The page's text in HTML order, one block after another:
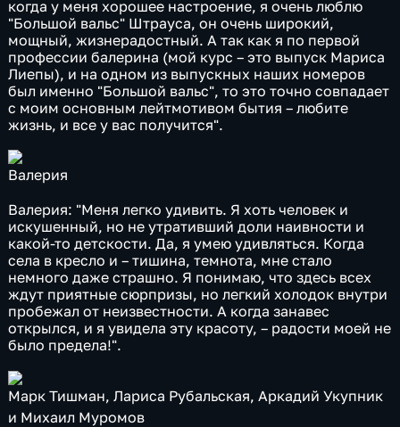
когда у меня хорошее настроение, я очень люблю
"Большой вальс" Штрауса, он очень широкий,
мощный, жизнерадостный. А так как я по первой
профессии балерина (мой курс – это выпуск Мариса
Лиепы), и на одном из выпускных наших номеров
был именно "Большой вальс", то это точно совпадает
с моим основным лейтмотивом бытия – любите
жизнь, и все у вас получится".
Валерия
Валерия: "Меня легко удивить. Я хоть человек и
искушенный, но не утративший доли наивности и
какой-то детскости. Да, я умею удивляться. Когда
села в кресло и – тишина, темнота, мне стало
немного даже страшно. Я понимаю, что здесь всех
ждут приятные сюрпризы, но легкий холодок внутри
пробежал от неизвестности. А когда занавес
открылся, и я увидела эту красоту, – радости моей не
было предела!".
Марк Тишман, Лариса Рубальская, Аркадий Укупник
и Михаил Муромов